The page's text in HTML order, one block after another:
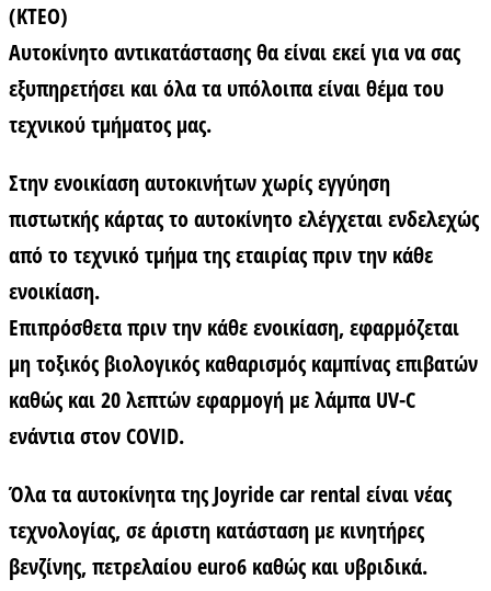
(ΚΤΕΟ)
Αυτοκίνητο αντικατάστασης θα είναι εκεί για να σας
εξυπηρετήσει και όλα τα υπόλοιπα είναι θέμα του
τεχνικού τμήματος μας.
Στηνενοικίαση αυτοκινήτων χωρίς εγγύηση
πιστωτκής κάρταςτο αυτοκίνητο ελέγχεται ενδελεχώς
από το τεχνικό τμήμα της εταιρίας πριν την κάθε
ενοικίαση.
Επιπρόσθετα πριν την κάθε ενοικίαση, εφαρμόζεται
μη τοξικός βιολογικός καθαρισμός καμπίνας επιβατών
καθώς και 20 λεπτών εφαρμογή με λάμπα UV-C
ενάντια στον COVID.
Όλα τα αυτοκίνητα της Joyride car rental είναι νέας
τεχνολογίας, σε άριστη κατάσταση με κινητήρες
βενζίνης, πετρελαίου euro6 καθώς και υβριδικά.